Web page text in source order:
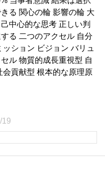
る 関心の輪 影響の輪 大
中心的な思考 正しい判
る 二つのアクセル 自分
ション ビジョン バリュ
ル 物質的成長重視型 自
会貢献型 根本的な原理原
19